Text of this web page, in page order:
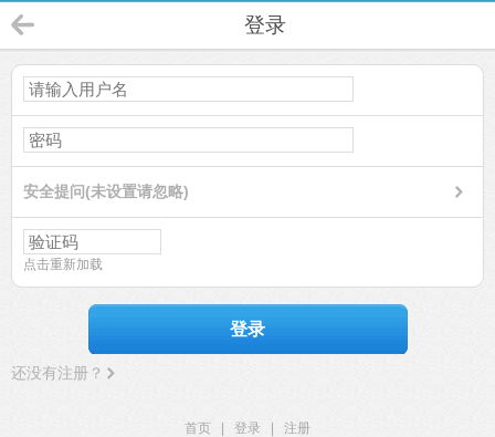
登录
安全提问(未设置请忽略)
点击重新加载
登录
还没有注册？
首页 登录
注册